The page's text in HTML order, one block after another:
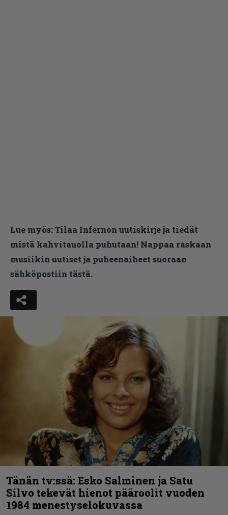
Lue myös:Tilaa Infernon uutiskirje ja tiedät
mistä kahvitauolla puhutaan! Nappaa raskaan
musiikin uutiset ja puheenaiheet suoraan
sähköpostiin tästä.
Tänän tv:ssä: Esko Salminen ja Satu
Silvo tekevät hienot pääroolit vuoden
1984 menestyselokuvassa